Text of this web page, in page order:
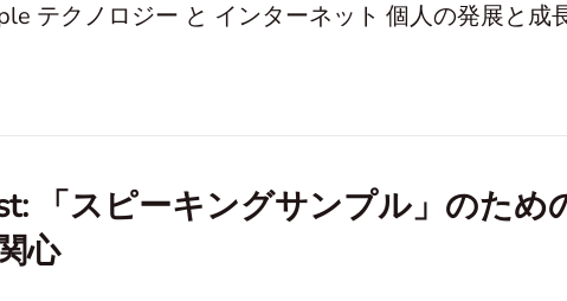
「スピーキングサンプル」のため
心